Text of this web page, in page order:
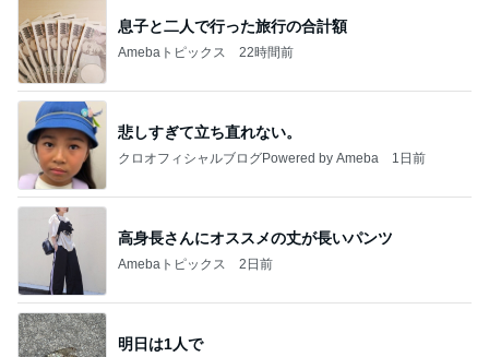
息子と二人で行った旅行の合計額
Amebaトピックス 22時間前
悲しすぎて立ち直れない。
クロオフィシャルブログPowered by Ameba 1日前
高身長さんにオススメの丈が長いパンツ
Amebaトピックス 2日前
明日は1人で